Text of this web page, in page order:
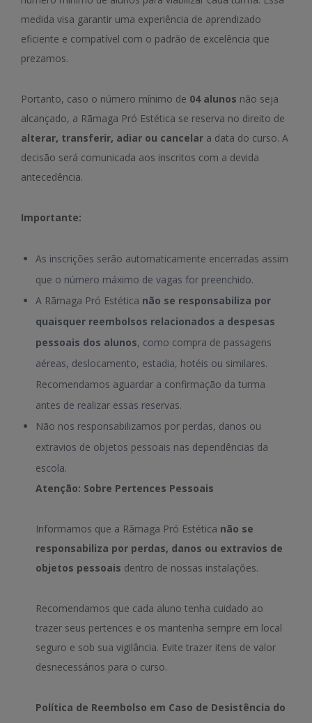
medida visa garantir uma experiência de aprendizado
eficiente e compatível com o padrão de excelência que
prezamos.
Portanto, caso o número mínimo de 04 alunos não seja
alcançado, a Rãmaga Pró Estética se reserva no direito de
alterar, transferir, adiar ou cancelar a data do curso. A
decisão será comunicada aos inscritos com a devida
antecedência.
Importante:
As inscrições serão automaticamente encerradas assim
que o número máximo de vagas for preenchido.
A Rãmaga Pró Estética não se responsabiliza por
quaisquer reembolsos relacionados a despesas
pessoais dos alunos, como compra de passagens
aéreas, deslocamento, estadia, hotéis ou similares.
Recomendamos aguardar a confirmação da turma
antes de realizar essas reservas.
Não nos responsabilizamos por perdas, danos ou
extravios de objetos pessoais nas dependências da
escola.
Atenção: Sobre Pertences Pessoais
Informamos que a Rãmaga Pró Estética não se
responsabiliza por perdas, danos ou extravios de
objetos pessoais dentro de nossas instalações.
Recomendamos que cada aluno tenha cuidado ao
trazer seus pertences e os mantenha sempre em local
seguro e sob sua vigilância. Evite trazer itens de valor
desnecessários para o curso.
Política de Reembolso em Caso de Desistência do